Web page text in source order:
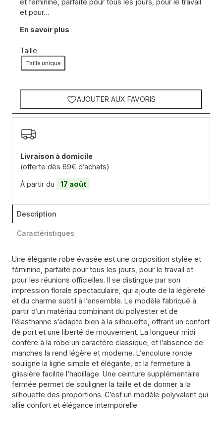
et pour…
En savoir plus
Taille
Taille unique
AJOUTER AUX FAVORIS
Livraison à domicile
(offerte dès 69€ d’achats)
À partir du 17 août
Description
Caractéristiques
Une élégante robe évasée est une proposition stylée et
féminine, parfaite pour tous les jours, pour le travail et
pour les réunions officielles. Il se distingue par son
impression florale spectaculaire, qui ajoute de la légèreté
et du charme subtil à l’ensemble. Le modèle fabriqué à
partir d’un matériau combinant du polyester et de
l’élasthanne s’adapte bien à la silhouette, offrant un confort
de port et une liberté de mouvement. La longueur midi
confère à la robe un caractère classique, et l’absence de
manches la rend légère et moderne. L’encolure ronde
souligne la ligne simple et élégante, et la fermeture à
glissière facilite l’habillage. Une ceinture supplémentaire
fermée permet de souligner la taille et de donner à la
silhouette des proportions. C’est un modèle polyvalent qui
allie confort et élégance intemporelle.